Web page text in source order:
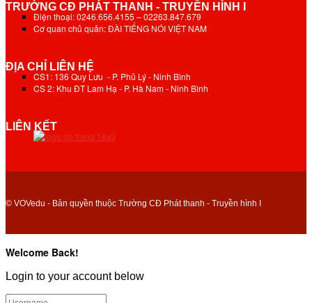
TRƯỜNG CĐ PHÁT THANH - TRUYỀN HÌNH I
Điện thoại: 0246.656.4155 – 02263.847.679
Cơ quan chủ quản: ĐÀI TIẾNG NÓI VIỆT NAM
ĐỊA CHỈ LIÊN HỆ
CS1: 136 Quy Lưu - P. Phủ Lý - Ninh Bình
CS 2: Khu ĐT Lam Hạ - P. Hà Nam - Ninh Bình
LIÊN KẾT
© VOVedu - Bản quyền thuộc Trường CĐ Phát thanh - Truyền hình I
Welcome Back!
Login to your account below